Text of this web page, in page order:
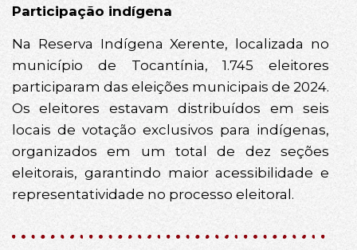
Participação indígena
Na Reserva Indígena Xerente, localizada no
município de Tocantínia, 1.745 eleitores
participaram das eleições municipais de 2024.
Os eleitores estavam distribuídos em seis
locais de votação exclusivos para indígenas,
organizados em um total de dez seções
eleitorais, garantindo maior acessibilidade e
representatividade no processo eleitoral.